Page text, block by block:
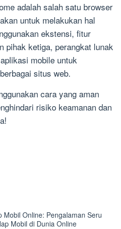
adalah salah satu browser
untuk melakukan hal
ekstensi, fitur
pihak ketiga, perangkat lunak
mobile untuk
situs web.
cara yang aman
risiko keamanan dan
Mobil Online: Pengalaman Seru
Mobil di Dunia Online